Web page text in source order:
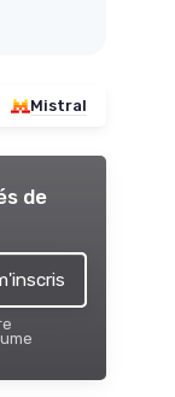
Mistral
de